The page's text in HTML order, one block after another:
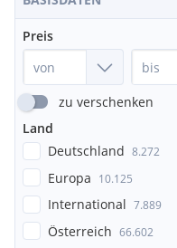
Preis
zu verschenken
Land
Deutschland 8.272
Europa 10.125
International 7.889
Österreich 66.602